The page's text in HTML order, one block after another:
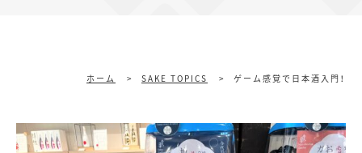
ホーム > SAKE TOPICS > ゲーム感覚で日本酒入門！